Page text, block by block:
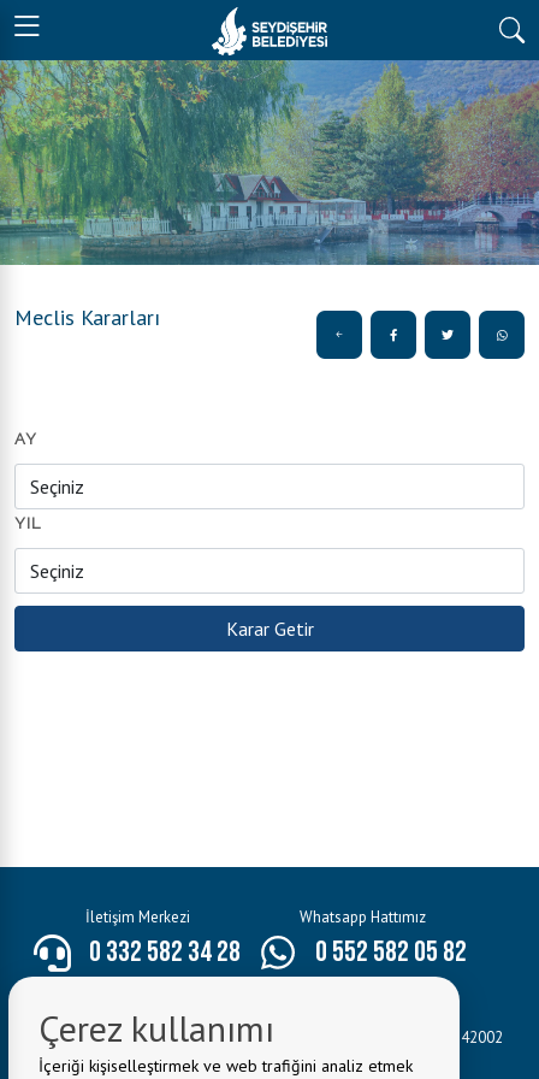
Meclis Kararları
AY
YIL
İletişim Merkezi
0 332 582 34 28
Whatsapp Hattımız
0 552 582 05 82
Belediye Adresi:Hacı Seyit Ali Mahallesi Mevlâna Caddesi No:3 42002
Seydişehir/KONYA
Çerez kullanımı
İçeriği kişiselleştirmek ve web trafiğini analiz etmek